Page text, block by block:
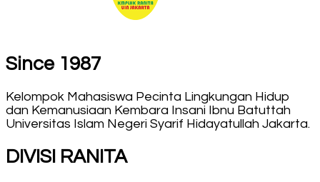
Since 1987
Kelompok Mahasiswa Pecinta Lingkungan Hidup
dan Kemanusiaan Kembara Insani Ibnu Batuttah
Universitas Islam Negeri Syarif Hidayatullah Jakarta.
DIVISI RANITA